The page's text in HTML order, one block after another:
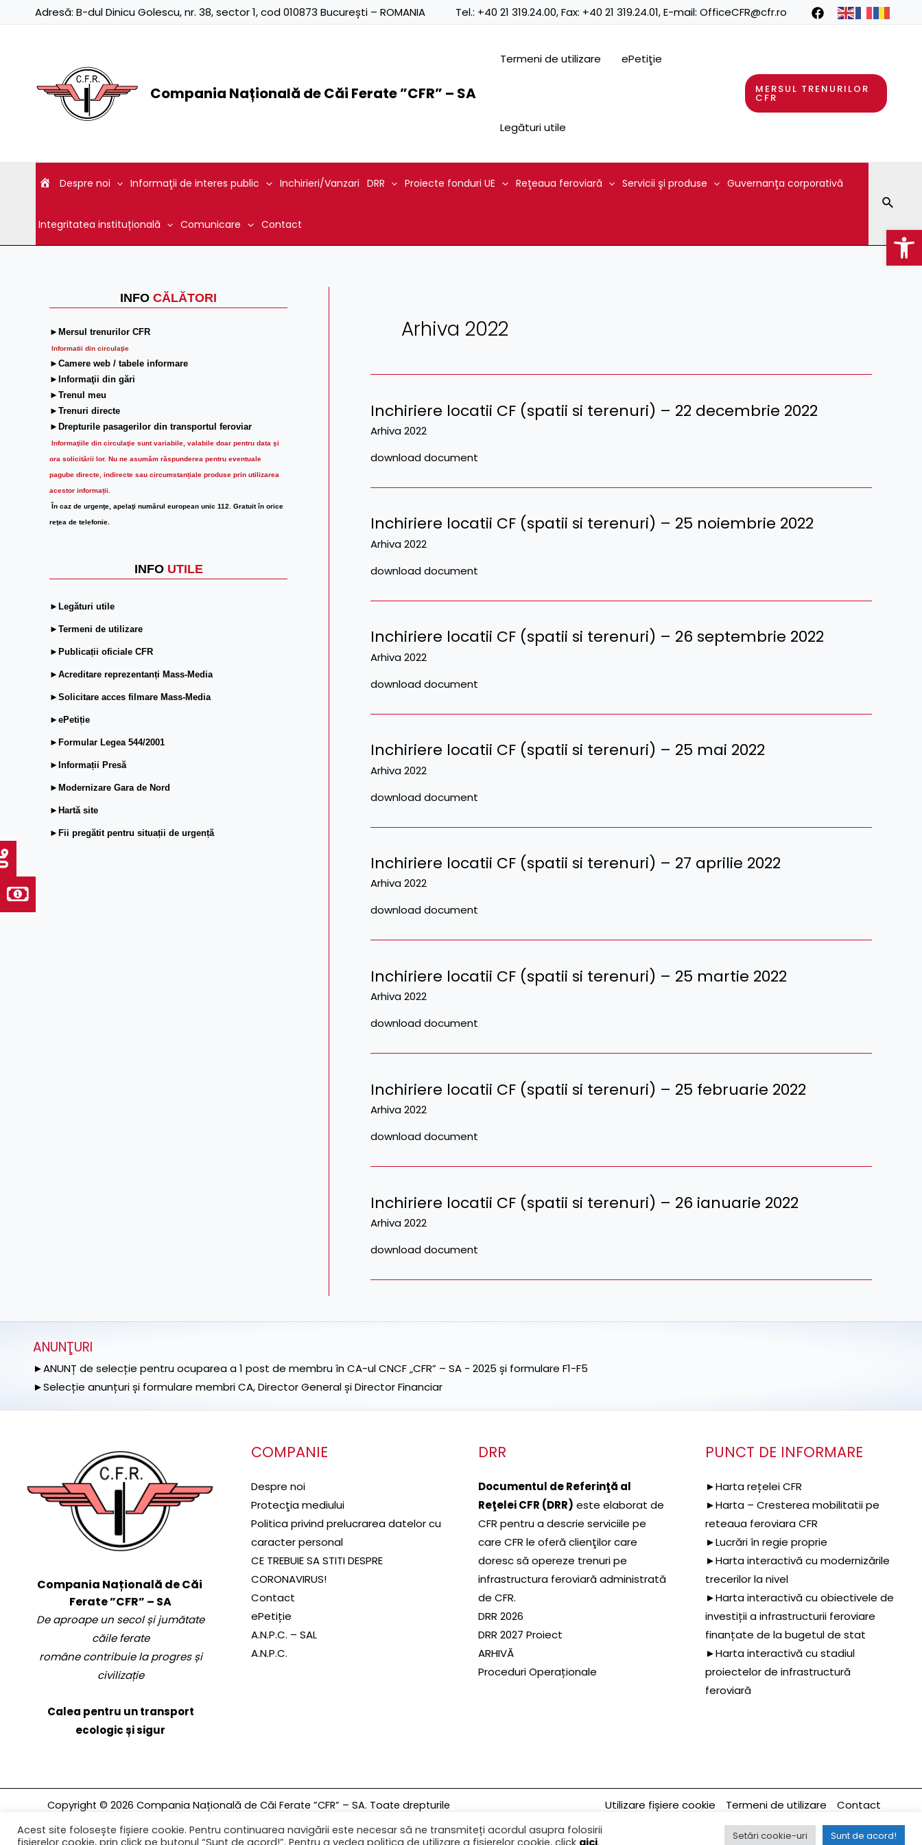
Adresă: B-dul Dinicu Golescu, nr. 38, sector 1, cod 010873 București – ROMANIA Tel.: +40 21 319.24.00, Fax: +40 21 319.24.01, E-mail: OfficeCFR@cfr.ro
Compania Națională de Căi Ferate ”CFR” – SA
Termeni de utilizare ePetiţie
Legături utile
MERSUL TRENURILOR
CFR
Despre noi Informaţii de interes public Inchirieri/Vanzari DRR Proiecte fonduri UE Reţeaua feroviară Servicii şi produse Guvernanţa corporativă
Integritatea instituțională Comunicare Contact
INFO CĂLĂTORI
►Mersul trenurilor CFR
Informatii din circulaţie
►Camere web / tabele informare
►Informaţii din gări
►Trenul meu
►Trenuri directe
►Drepturile pasagerilor din transportul feroviar
Informaţiile din circulaţie sunt variabile, valabile doar pentru data şi
ora solicitării lor. Nu ne asumăm răspunderea pentru eventuale
pagube directe, indirecte sau circumstanțiale produse prin utilizarea
acestor informații.
În caz de urgenţe, apelaţi numărul european unic 112. Gratuit în orice
reţea de telefonie.
INFO UTILE
►Legături utile
►Termeni de utilizare
►Publicații oficiale CFR
►Acreditare reprezentanți Mass-Media
►Solicitare acces filmare Mass-Media
►ePetiție
►Formular Legea 544/2001
►Informații Presă
►Modernizare Gara de Nord
►Hartă site
►Fii pregătit pentru situații de urgență
Arhiva 2022
Inchiriere locatii CF (spatii si terenuri) – 22 decembrie 2022
Arhiva 2022
download document
Inchiriere locatii CF (spatii si terenuri) – 25 noiembrie 2022
Arhiva 2022
download document
Inchiriere locatii CF (spatii si terenuri) – 26 septembrie 2022
Arhiva 2022
download document
Inchiriere locatii CF (spatii si terenuri) – 25 mai 2022
Arhiva 2022
download document
Inchiriere locatii CF (spatii si terenuri) – 27 aprilie 2022
Arhiva 2022
download document
Inchiriere locatii CF (spatii si terenuri) – 25 martie 2022
Arhiva 2022
download document
Inchiriere locatii CF (spatii si terenuri) – 25 februarie 2022
Arhiva 2022
download document
Inchiriere locatii CF (spatii si terenuri) – 26 ianuarie 2022
Arhiva 2022
download document
ANUNŢURI
►ANUNȚ de selecție pentru ocuparea a 1 post de membru în CA-ul CNCF „CFR” – SA - 2025 și formulare F1-F5
►Selecție anunțuri și formulare membri CA, Director General și Director Financiar
Compania Națională de Căi
Ferate ”CFR” – SA
De aproape un secol și jumătate
căile ferate
române contribuie la progres și
civilizație
Calea pentru un transport
ecologic și sigur
COMPANIE
Despre noi
Protecţia mediului
Politica privind prelucrarea datelor cu
caracter personal
CE TREBUIE SA STITI DESPRE
CORONAVIRUS!
Contact
ePetiție
A.N.P.C. – SAL
A.N.P.C.
DRR
Documentul de Referinţă al
Reţelei CFR (DRR) este elaborat de
CFR pentru a descrie serviciile pe
care CFR le oferă clienţilor care
doresc să opereze trenuri pe
infrastructura feroviară administrată
de CFR.
DRR 2026
DRR 2027 Proiect
ARHIVĂ
Proceduri Operaționale
PUNCT DE INFORMARE
►Harta rețelei CFR
►Harta – Cresterea mobilitatii pe
reteaua feroviara CFR
►Lucrări în regie proprie
►Harta interactivă cu modernizările
trecerilor la nivel
►Harta interactivă cu obiectivele de
investiții a infrastructurii feroviare
finanțate de la bugetul de stat
►Harta interactivă cu stadiul
proiectelor de infrastructură
feroviară
Copyright © 2026 Compania Națională de Căi Ferate ”CFR” – SA. Toate drepturile
rezervate.
Utilizare fișiere cookie Termeni de utilizare Contact
Ultima modificare a paginii 06/01/2022
Acest site folosește fișiere cookie. Pentru continuarea navigării este necesar să ne transmiteți acordul asupra folosirii
fișierelor cookie, prin click pe butonul “Sunt de acord!”. Pentru a vedea politica de utilizare a fișierelor cookie, click aici. Setări cookie-uri Sunt de acord!